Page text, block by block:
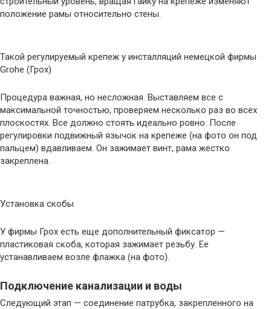
положение рамы относительно стены.
Такой регулируемый крепеж у инсталляций немецкой фирмы
Grohe (Грох)
Процедура важная, но несложная. Выставляем все с
максимальной точностью, проверяем несколько раз во всех
плоскостях. Все должно стоять идеально ровно. После
регулировки подвижный язычок на крепеже (на фото он под
пальцем) вдавливаем. Он зажимает винт, рама жестко
закреплена.
Установка скобы
У фирмы Грох есть еще дополнительный фиксатор —
пластиковая скоба, которая зажимает резьбу. Ее
устанавливаем возле флажка (на фото).
Подключение канализации и воды
Следующий этап — соединение патрубка, закрепленного на